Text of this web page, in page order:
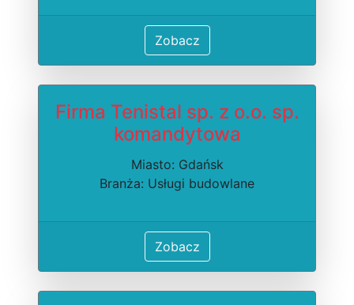
Zobacz
Firma Tenistal sp. z o.o. sp.
komandytowa
Miasto: Gdańsk
Branża: Usługi budowlane
Zobacz